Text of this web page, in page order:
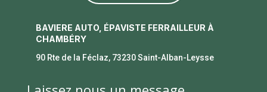
BAVIERE AUTO, ÉPAVISTE FERRAILLEUR À
CHAMBÉRY
90 Rte de la Féclaz, 73230 Saint-Alban-Leysse